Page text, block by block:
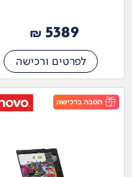
5389
₪
לפרטים ורכישה